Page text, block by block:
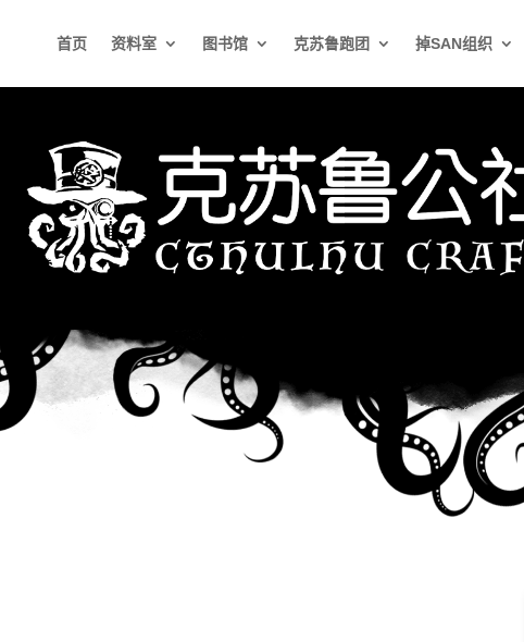
首页 资料室 图书馆 克苏鲁跑团 掉SAN组织